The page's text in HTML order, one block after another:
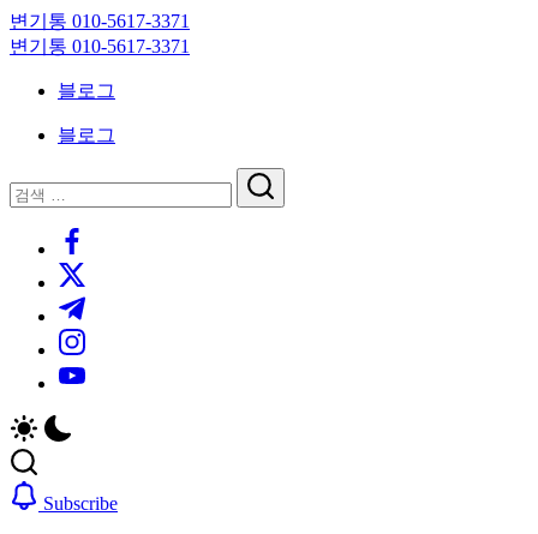
Skip
to
content
변기통 010-5617-3371
변
대
기
변기통 010-5617-3371
크
대
기
블로그
블로그
닫
기
검
검
https://www.facebook.com/
https://twitter.com/
https://t.me/
https://www.instagram.com/
https://youtube.com/
Subscribe